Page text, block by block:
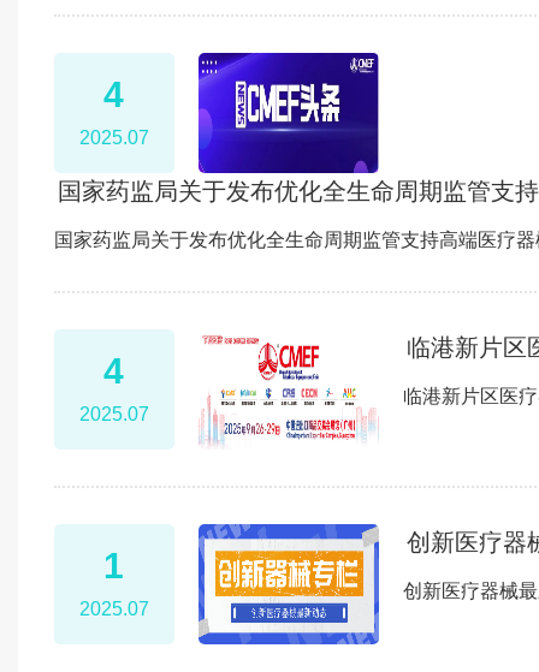
4
2025.07
国家药监局关于发布优化全生命周期监管支
国家药监局关于发布优化全生命周期监管支持高端医疗
4
2025.07
临港新片区
临港新片区医
1
2025.07
创新医疗器
创新医疗器械